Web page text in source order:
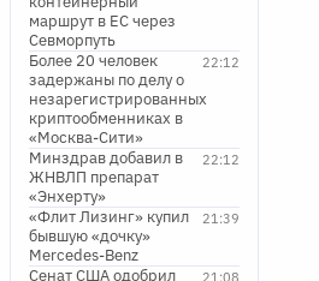
маршрут в ЕС через
Севморпуть
22:12
Более 20 человек
задержаны по делу о
незарегистрированных
криптообменниках в
«Москва-Сити»
22:12
Минздрав добавил в
ЖНВЛП препарат
«Энхерту»
21:39
«Флит Лизинг» купил
бывшую «дочку»
Mercedes-Benz
21:08
Сенат США одобрил